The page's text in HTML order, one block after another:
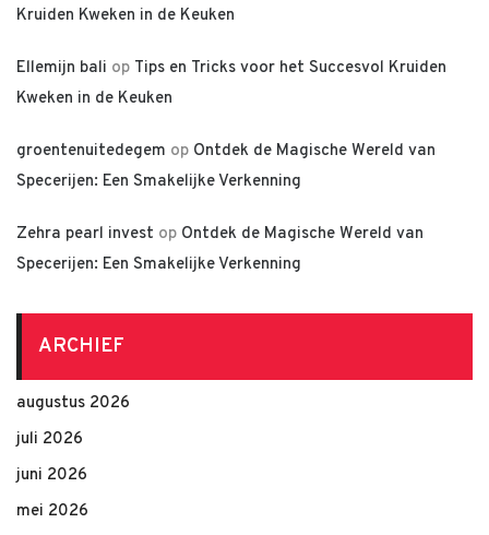
Kruiden Kweken in de Keuken
Ellemijn bali op Tips en Tricks voor het Succesvol Kruiden
Kweken in de Keuken
groentenuitedegem op Ontdek de Magische Wereld van
Specerijen: Een Smakelijke Verkenning
Zehra pearl invest op Ontdek de Magische Wereld van
Specerijen: Een Smakelijke Verkenning
ARCHIEF
augustus 2026
juli 2026
juni 2026
mei 2026